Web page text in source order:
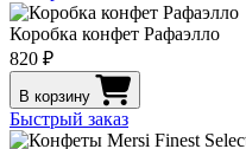
Коробка конфет Рафаэлло
820 ₽
В корзину
Быстрый заказ